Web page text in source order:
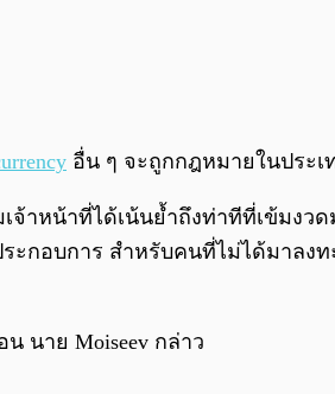
อื่น ๆ จะถูกกฎหมายในประเ
เจ้าหน้าที่ได้เน้นย้ำถึงท่าทีที่เข้มงว
ะกอบการ สำหรับคนที่ไม่ได้มาลง
นาย Moiseev กล่าว